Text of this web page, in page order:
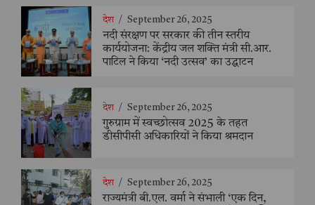
देश / September 26, 2025
नदी संरक्षण पर सरकार की तीन स्तरीय
कार्ययोजना: केंद्रीय जल शक्ति मंत्री सी.आर.
पाटिल ने किया ‘नदी उत्सव’ का उद्घाटन
देश / September 26, 2025
गुरुग्राम में स्वच्छोत्सव 2025 के तहत
डीसीपीसी अधिकारियों ने किया श्रमदान
देश / September 26, 2025
राज्यमंत्री बी.एल. वर्मा ने संभाली ‘एक दिन,